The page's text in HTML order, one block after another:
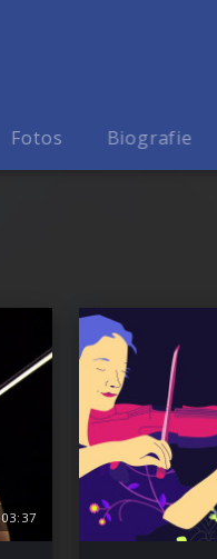
Fotos Biografie
03:37